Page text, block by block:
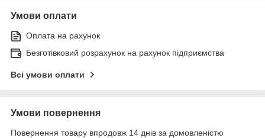
Умови оплати
Оплата на рахунок
Безготівковий розрахунок на рахунок підприємства
Всі умови оплати
Умови повернення
Повернення товару впродовж 14 днів за домовленістю